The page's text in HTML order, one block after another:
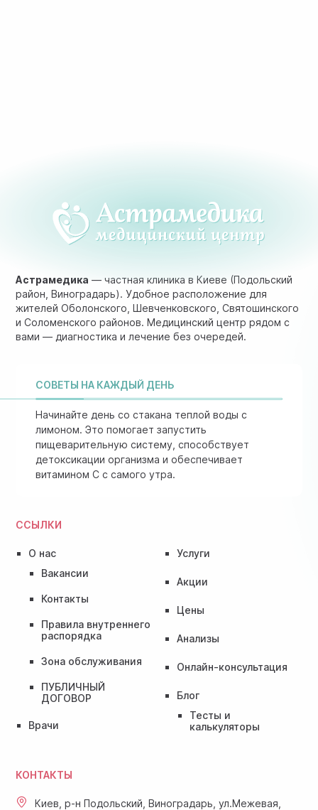
ССЫЛКИ
О нас
Вакансии
Контакты
Правила внутреннего
распорядка
Зона обслуживания
ПУБЛИЧНЫЙ
ДОГОВОР
Врачи
Услуги
Акции
Цены
Анализы
Онлайн-консультация
Блог
Тесты и
калькуляторы
Астрамедика — частная клиника в Киеве (Подольский
район, Виноградарь). Удобное расположение для
жителей Оболонского, Шевченковского, Святошинского
и Соломенского районов. Медицинский центр рядом с
вами — диагностика и лечение без очередей.
СОВЕТЫ НА КАЖДЫЙ ДЕНЬ
Начинайте день со стакана теплой воды с
лимоном. Это помогает запустить
пищеварительную систему, способствует
детоксикации организма и обеспечивает
витамином C с самого утра.
КОНТАКТЫ
Киев, р-н Подольский, Виноградарь, ул.Межевая,